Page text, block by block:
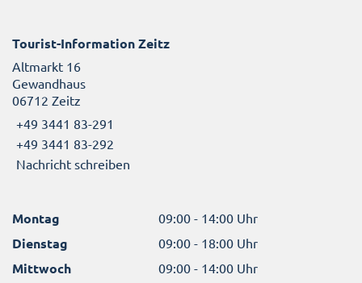
Tourist-Information Zeitz
Altmarkt 16
Gewandhaus
06712 Zeitz
+49 3441 83-291
+49 3441 83-292
Nachricht schreiben
Montag 09:00 - 14:00 Uhr
Dienstag 09:00 - 18:00 Uhr
Mittwoch 09:00 - 14:00 Uhr